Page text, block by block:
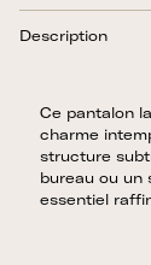
Description
Ce pantalon
charme
structure
bureau ou un
essentiel